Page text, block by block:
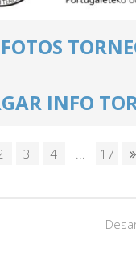
INFO
3 4 ... 17